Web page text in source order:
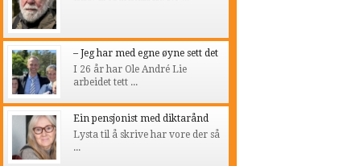
– Jeg har med egne øyne sett det
I 26 år har Ole André Lie
arbeidet tett ...
Ein pensjonist med diktarånd
Lysta til å skrive har vore der så
...